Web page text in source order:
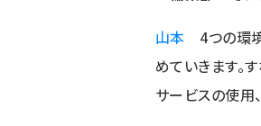
山本 4つの環
めていきます。
サービスの使用